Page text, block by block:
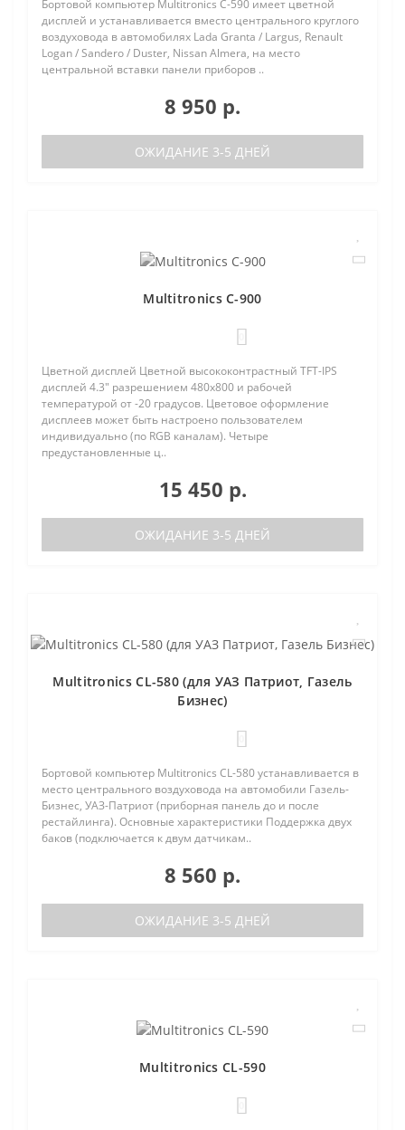
Бортовой компьютер Multitronics C-590 имеет цветной
дисплей и устанавливается вместо центрального круглого
воздуховода в автомобилях Lada Granta / Largus, Renault
Logan / Sandero / Duster, Nissan Almera, на место
центральной вставки панели приборов ..
8 950 р.
ОЖИДАНИЕ 3-5 ДНЕЙ
Multitronics C-900
Цветной дисплей Цветной высококонтрастный TFT-IPS
дисплей 4.3" разрешением 480х800 и рабочей
температурой от -20 градусов. Цветовое оформление
дисплеев может быть настроено пользователем
индивидуально (по RGB каналам). Четыре
предустановленные ц..
15 450 р.
ОЖИДАНИЕ 3-5 ДНЕЙ
Multitronics CL-580 (для УАЗ Патриот, Газель
Бизнес)
Бортовой компьютер Multitronics CL-580 устанавливается в
место центрального воздуховода на автомобили Газель-
Бизнес, УАЗ-Патриот (приборная панель до и после
рестайлинга). Основные характеристики Поддержка двух
баков (подключается к двум датчикам..
8 560 р.
ОЖИДАНИЕ 3-5 ДНЕЙ
Multitronics CL-590